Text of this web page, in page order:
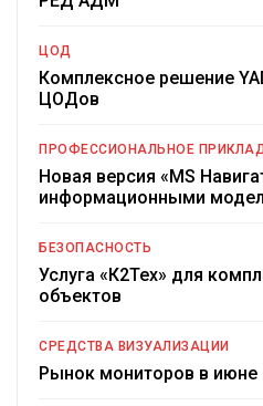
ЦОД
Комплексное решение
ЦОДов
ПРОФЕССИОНАЛЬНОЕ
Новая версия «MS
информационными
БЕЗОПАСНОСТЬ
Услуга «К2Тех» для
объектов
СРЕДСТВА ВИЗУАЛИЗАЦИИ
Рынок мониторов в июне